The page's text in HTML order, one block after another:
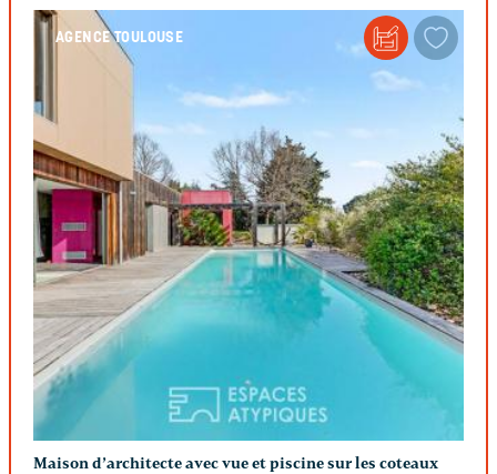
AGENCE TOULOUSE
Maison d’architecte avec vue et piscine sur les coteaux